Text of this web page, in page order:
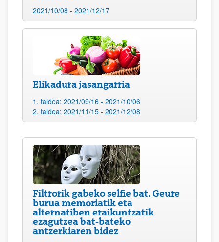
2021/10/08 - 2021/12/17
Elikadura jasangarria
1. taldea: 2021/09/16 - 2021/10/06
2. taldea: 2021/11/15 - 2021/12/08
Filtrorik gabeko selfie bat. Geure
burua memoriatik eta
alternatiben eraikuntzatik
ezagutzea bat-bateko
antzerkiaren bidez